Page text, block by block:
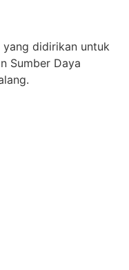
yang didirikan untuk
Sumber Daya